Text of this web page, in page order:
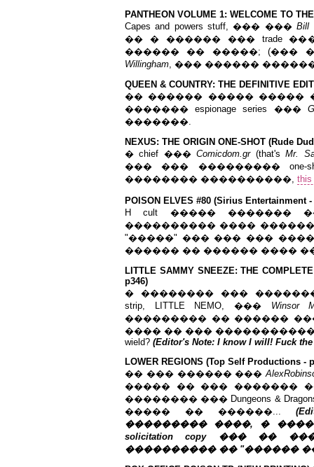
PANTHEON VOLUME 1: WELCOME TO
Capes and powers stuff, ��� ��� Bill
�� � ������ ��� trade
������ �� �����; (���
Willingham, ��� ������
QUEEN & COUNTRY: THE DEFINITIVE
�� ������ ����� �����
������� espionage series ���
�������.
NEXUS: THE ORIGIN ONE-SHOT (Rude
� chief ���Comicdom.gr(that'sMr.
��� ��� ��������� one-
�������� ����������, this
POISON ELVES #80 (Sirius Entertainment -
H cult ����� �������
���������� ����
"�����" ��� ��� ���
������ �� ������ ����
LITTLE SAMMY SNEEZE: THE
p346)
� �������� ���
strip, LITTLE NEMO, ��� Winsor
��������� �� ������
���� �� ��� �������������
wield? (Editor's Note: I know I will! Fuck
LOWER REGIONS (Top Self Productions -
�� ��� ������ ���Alex
����� �� ��� �������
�������� ��� Dungeons &
����� �� ������...
��������� ����, �
solicitation copy ��� ��
���������� �� "������